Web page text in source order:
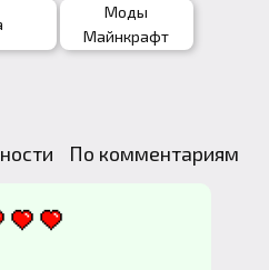
Моды
Майнкрафт
По комментариям